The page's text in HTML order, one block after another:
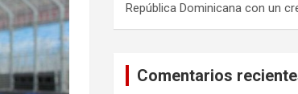
República Dominicana con un
Comentarios